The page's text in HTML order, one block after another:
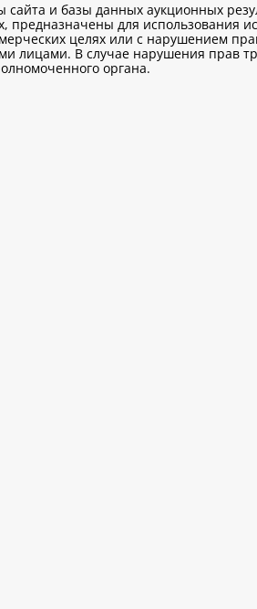
и базы данных аукционных
предназначены для использования
целях или с нарушением
лицами. В случае нарушения прав
органа.